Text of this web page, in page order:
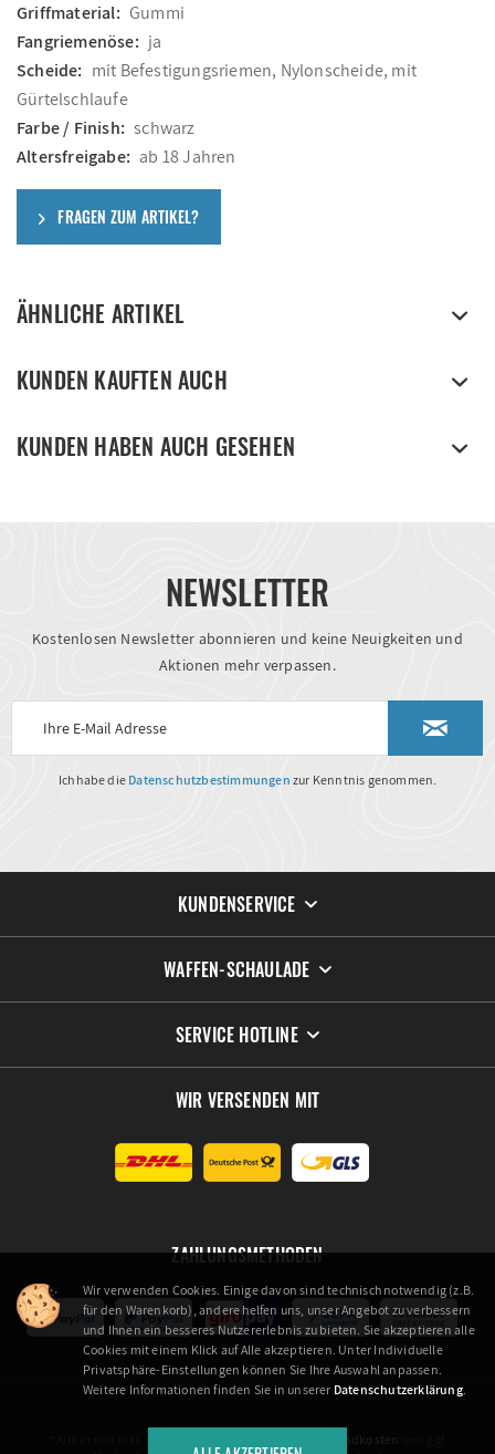
Griffmaterial: Gummi
Fangriemenöse: ja
Scheide: mit Befestigungsriemen, Nylonscheide, mit
Gürtelschlaufe
Farbe / Finish: schwarz
Altersfreigabe: ab 18 Jahren
FRAGEN ZUM ARTIKEL?
ÄHNLICHE ARTIKEL
KUNDEN KAUFTEN AUCH
KUNDEN HABEN AUCH GESEHEN
NEWSLETTER
Kostenlosen Newsletter abonnieren und keine Neuigkeiten und
Aktionen mehr verpassen.
Ich habe die Datenschutzbestimmungen zur Kenntnis genommen.
KUNDENSERVICE
WAFFEN-SCHAULADE
SERVICE HOTLINE
WIR VERSENDEN MIT
ZAHLUNGSMETHODEN
Wir verwenden Cookies. Einige davon sind technisch notwendig (z.B.
für den Warenkorb), andere helfen uns, unser Angebot zu verbessern
und Ihnen ein besseres Nutzererlebnis zu bieten. Sie akzeptieren alle
Cookies mit einem Klick auf Alle akzeptieren. Unter Individuelle
Privatsphäre-Einstellungen können Sie Ihre Auswahl anpassen.
Weitere Informationen finden Sie in unserer Datenschutzerklärung.